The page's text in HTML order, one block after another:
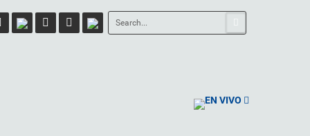
EN VIVO